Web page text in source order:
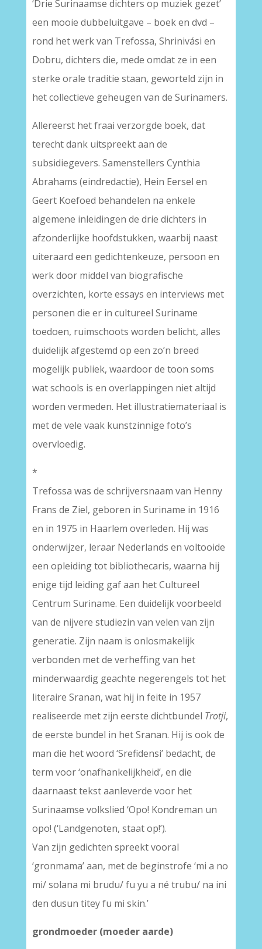
‘Drie Surinaamse dichters op muziek gezet’
een mooie dubbeluitgave – boek en dvd –
rond het werk van Trefossa, Shrinivási en
Dobru, dichters die, mede omdat ze in een
sterke orale traditie staan, geworteld zijn in
het collectieve geheugen van de Surinamers.
Allereerst het fraai verzorgde boek, dat
terecht dank uitspreekt aan de
subsidiegevers. Samenstellers Cynthia
Abrahams (eindredactie), Hein Eersel en
Geert Koefoed behandelen na enkele
algemene inleidingen de drie dichters in
afzonderlijke hoofdstukken, waarbij naast
uiteraard een gedichtenkeuze, persoon en
werk door middel van biografische
overzichten, korte essays en interviews met
personen die er in cultureel Suriname
toedoen, ruimschoots worden belicht, alles
duidelijk afgestemd op een zo’n breed
mogelijk publiek, waardoor de toon soms
wat schools is en overlappingen niet altijd
worden vermeden. Het illustratiemateriaal is
met de vele vaak kunstzinnige foto’s
overvloedig.
*
Trefossa was de schrijversnaam van Henny
Frans de Ziel, geboren in Suriname in 1916
en in 1975 in Haarlem overleden. Hij was
onderwijzer, leraar Nederlands en voltooide
een opleiding tot bibliothecaris, waarna hij
enige tijd leiding gaf aan het Cultureel
Centrum Suriname. Een duidelijk voorbeeld
van de nijvere studiezin van velen van zijn
generatie. Zijn naam is onlosmakelijk
verbonden met de verheffing van het
minderwaardig geachte negerengels tot het
literaire Sranan, wat hij in feite in 1957
realiseerde met zijn eerste dichtbundel Trotji,
de eerste bundel in het Sranan. Hij is ook de
man die het woord ‘Srefidensi’ bedacht, de
term voor ‘onafhankelijkheid’, en die
daarnaast tekst aanleverde voor het
Surinaamse volkslied ‘Opo! Kondreman un
opo! (‘Landgenoten, staat op!’).
Van zijn gedichten spreekt vooral
‘gronmama’ aan, met de beginstrofe ‘mi a no
mi/ solana mi brudu/ fu yu a né trubu/ na ini
den dusun titey fu mi skin.’
grondmoeder (moeder aarde)